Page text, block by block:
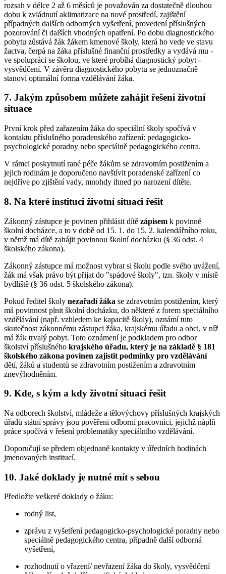
rozsah v délce 2 až 6 měsíců je považován za dostatečně dlouhou
dobu k zvládnutí aklimatizace na nové prostředí, zajištění
případných dalších odborných vyšetření, provedení příslušných
pozorování či dalších vhodných opatření. Po dobu diagnostického
pobytu zůstává žák žákem kmenové školy, která ho vede ve stavu
žactva, čerpá na žáka příslušné finanční prostředky a vydává mu -
ve spolupráci se školou, ve které probíhá diagnostický pobyt -
vysvědčení. V závěru diagnostického pobytu se jednoznačně
stanoví optimální forma vzdělávání žáka.
7. Jakým způsobem můžete zahájit řešení životní
situace
První krok před zařazením žáka do speciální školy spočívá v
kontaktu příslušného poradenského zařízení: pedagogicko-
psychologické poradny nebo speciálně pedagogického centra.
V rámci poskytnutí rané péče žákům se zdravotním postižením a
jejich rodinám je doporučeno navštívit poradenské zařízení co
nejdříve po zjištění vady, mnohdy ihned po narození dítěte.
8. Na které instituci životní situaci řešit
Zákonný zástupce je povinen přihlásit dítě zápisem k povinné
školní docházce, a to v době od 15. 1. do 15. 2. kalendářního roku,
v němž má dítě zahájit povinnou školní docházku (§ 36 odst. 4
školského zákona).
Zákonný zástupce má možnost vybrat si školu podle svého uvážení,
žák má však právo být přijat do "spádové školy", tzn. školy v místě
bydliště (§ 36 odst. 5 školského zákona).
Pokud ředitel školy nezařadí žáka se zdravotním postižením, který
má povinnost plnit školní docházku, do některé z forem speciálního
vzdělávání (např. vzhledem ke kapacitě školy), oznámí tuto
skutečnost zákonnému zástupci žáka, krajskému úřadu a obci, v níž
má žák trvalý pobyt. Toto oznámení je podkladem pro odbor
školství příslušného krajského úřadu, který je na základě § 181
školského zákona povinen zajistit podmínky pro vzdělávání
dětí, žáků a studentů se zdravotním postižením a zdravotním
znevýhodněním.
9. Kde, s kým a kdy životní situaci řešit
Na odborech školství, mládeže a tělovýchovy příslušných krajských
úřadů státní správy jsou pověřeni odborní pracovníci, jejichž náplň
práce spočívá v řešení problematiky speciálního vzdělávání.
Doporučují se předem objednané kontakty v úředních hodinách
jmenovaných institucí.
10. Jaké doklady je nutné mít s sebou
Předložte veškeré doklady o žáku:
rodný list,
zprávu z vyšetření pedagogicko-psychologické poradny nebo
speciálně pedagogického centra, případně další odborná
vyšetření,
rozhodnutí o vřazení/ nevřazení žáka do školy, vysvědčení